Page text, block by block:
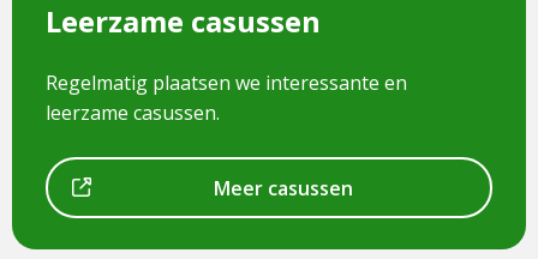
Leerzame casussen
Regelmatig plaatsen we interessante en
leerzame casussen.
is
een
Meer casussen